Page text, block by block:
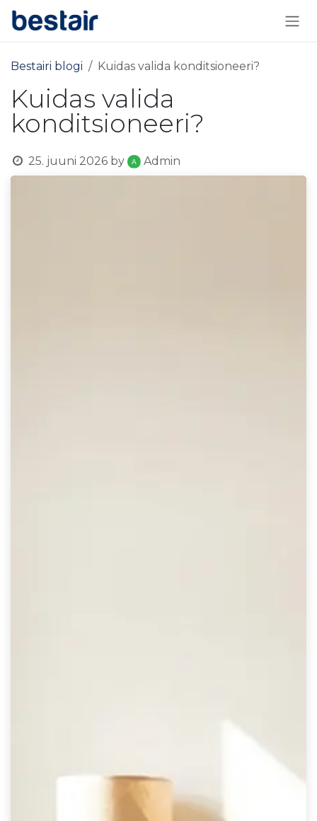
Skip to Content
Bestairi blogi Kuidas valida konditsioneeri?
Kuidas valida
konditsioneeri?
25. juuni 2026 by Admin